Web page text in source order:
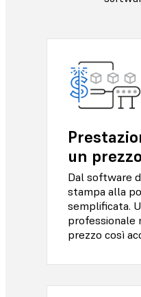
un
Dal software
stampa alla
semplificata.
professionale
prezzo così